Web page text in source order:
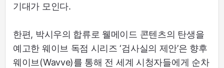
기대가 모인다.
한편, 박시우의 합류로 웰메이드 콘텐츠의 탄생을
예고한 웨이브 독점 시리즈 ‘검사실의 제안’은 향후
웨이브(Wavve)를 통해 전 세계 시청자들에게 순차